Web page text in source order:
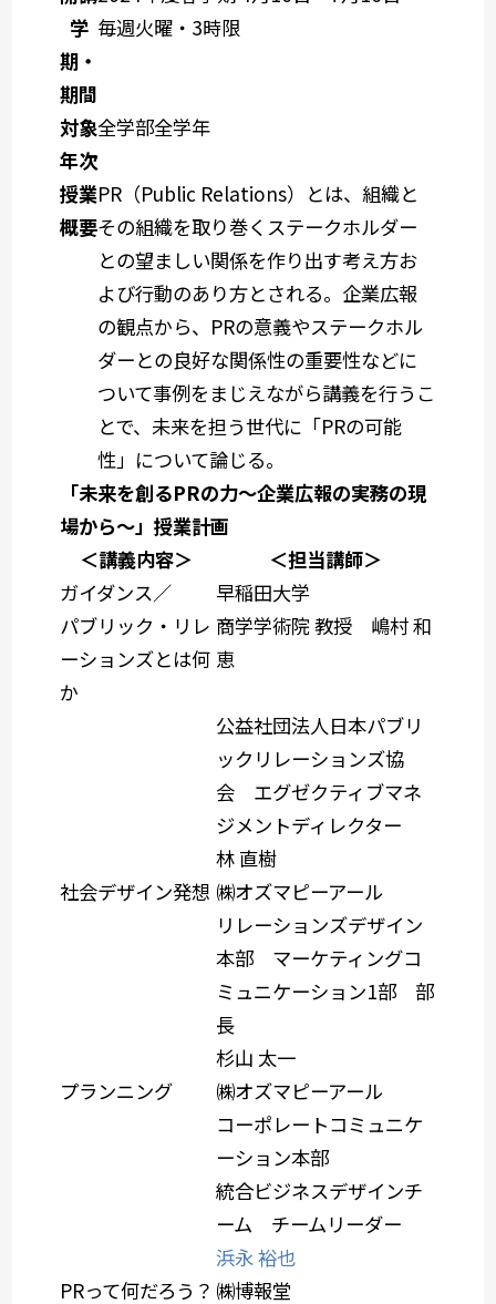
学
期・
期間
毎週火曜・3時限
対象
年次
全学部全学年
授業
概要
PR（Public Relations）とは、組織と
その組織を取り巻くステークホルダー
との望ましい関係を作り出す考え方お
よび行動のあり方とされる。企業広報
の観点から、PRの意義やステークホル
ダーとの良好な関係性の重要性などに
ついて事例をまじえながら講義を行うこ
とで、未来を担う世代に「PRの可能
性」について論じる。
「未来を創るPRの力～企業広報の実務の現
場から～」授業計画
＜講義内容＞
＜担当講師＞
ガイダンス／
パブリック・リレ
ーションズとは何
か
早稲田大学
商学学術院 教授 嶋村 和
恵
公益社団法人日本パブリ
ックリレーションズ協
会 エグゼクティブマネ
ジメントディレクター
林 直樹
社会デザイン発想 ㈱オズマピーアール
リレーションズデザイン
本部 マーケティングコ
ミュニケーション1部 部
長
杉山 太一
プランニング
㈱オズマピーアール
コーポレートコミュニケ
ーション本部
統合ビジネスデザインチ
ーム チームリーダー
浜永 裕也
PRって何だろう？ ㈱博報堂